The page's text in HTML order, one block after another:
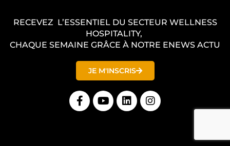
RECEVEZ L’ESSENTIEL DU SECTEUR WELLNESS
HOSPITALITY,
CHAQUE SEMAINE GRÂCE À NOTRE ENEWS ACTU
JE M'INSCRIS
F
a
Y
o
L
i
I
n